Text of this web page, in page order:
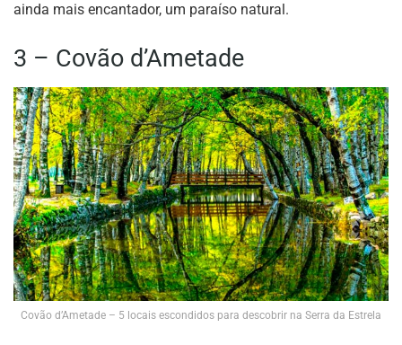
ainda mais encantador, um paraíso natural.
3 – Covão d’Ametade
Covão d’Ametade – 5 locais escondidos para descobrir na Serra da Estrela